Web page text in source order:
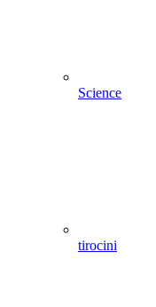
Science
tirocini